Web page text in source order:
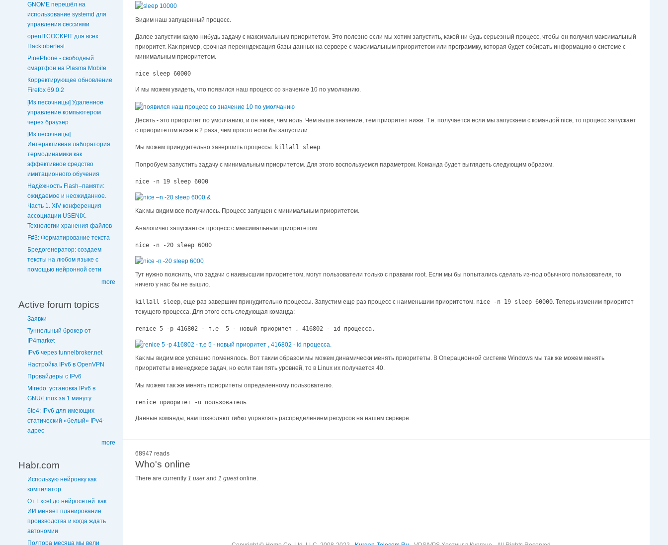
GNOME перешёл на
использование systemd для
управления сессиями
openITCOCKPIT для всех:
Hacktoberfest
PinePhone - свободный
смартфон на Plasma Mobile
Корректирующее обновление
Firefox 69.0.2
[Из песочницы] Удаленное
управление компьютером
через браузер
[Из песочницы]
Интерактивная лаборатория
термодинамики как
эффективное средство
имитационного обучения
Надёжность Flash–памяти:
ожидаемое и неожиданное.
Часть 1. XIV конференция
ассоциации USENIX.
Технологии хранения файлов
F#3: Форматирование текста
Бредогенератор: создаем
тексты на любом языке с
помощью нейронной сети
more
Active forum topics
Заявки
Туннельный брокер от
IP4market
IPv6 через tunnelbroker.net
Настройка IPv6 в OpenVPN
Провайдеры с IPv6
Miredo: установка IPv6 в
GNU/Linux за 1 минуту
6to4: IPv6 для имеющих
статический «белый» IPv4-
адрес
more
Habr.com
Использую нейронку как
компилятор
От Excel до нейросетей: как
ИИ меняет планирование
производства и когда ждать
автономии
Полтора месяца мы вели
Видим наш запущенный процесс.
Далее запустим какую-нибудь задачу с максимальным приоритетом. Это полезно если мы хотим запустить, какой ни будь серьезный процесс, чтобы он получил максимальный
приоритет. Как пример, срочная переиндексация базы данных на сервере с максимальным приоритетом или программку, которая будет собирать информацию о системе с
минимальным приоритетом.
nice sleep 60000
И мы можем увидеть, что появился наш процесс со значение 10 по умолчанию.
Десять - это приоритет по умолчанию, и он ниже, чем ноль. Чем выше значение, тем приоритет ниже. Т.е. получается если мы запускаем с командой niсе, то процесс запускает
с приоритетом ниже в 2 раза, чем просто если бы запустили.
Мы можем принудительно завершить процессы. killall sleep.
Попробуем запустить задачу с минимальным приоритетом. Для этого воспользуемся параметром. Команда будет выглядеть следующим образом.
nice -n 19 sleep 6000
Как мы видим все получилось. Процесс запущен с минимальным приоритетом.
Аналогично запускается процесс с максимальным приоритетом.
nice -n -20 sleep 6000
Тут нужно пояснить, что задачи с наивысшим приоритетом, могут пользователи только с правами root. Если мы бы попытались сделать из-под обычного пользователя, то
ничего у нас бы не вышло.
killall sleep , еще раз завершим принудительно процессы. Запустим еще раз процесс с наименьшим приоритетом. nice -n 19 sleep 60000 . Теперь изменим приоритет
текущего процесса. Для этого есть следующая команда:
renice 5 -p 416802 - т.е  5 - новый приоритет , 416802 - id процесса.
Как мы видим все успешно поменялось. Вот таким образом мы можем динамически менять приоритеты. В Операционной системе Windows мы так же можем менять
приоритеты в менеджере задач, но если там пять уровней, то в Linux их получается 40.
Мы можем так же менять приоритеты определенному пользователю.
renice приоритет -u пользователь
Данные команды, нам позволяют гибко управлять распределением ресурсов на нашем сервере.
68947 reads
Who's online
There are currently 1 userand 1 guestonline.